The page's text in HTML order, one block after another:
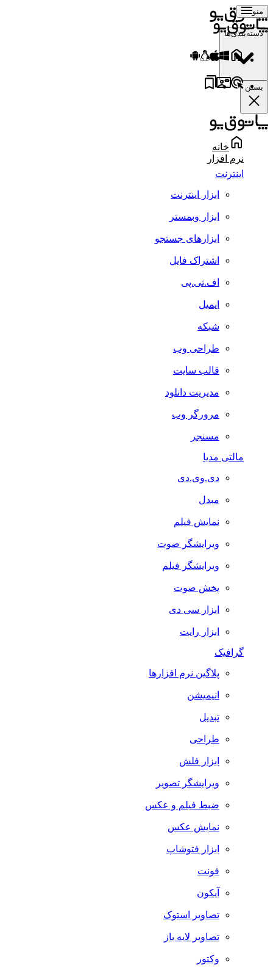
منو
دسته‌بندی‌ها
بستن
خانه
نرم افزار
اینترنت
ابزار اینترنت
ابزار وبمستر
ابزارهای جستجو
اشتراک فایل
اف.تی.پی
ایمیل
شبکه
طراحی وب
قالب سایت
مدیریت دانلود
مرورگر وب
مسنجر
مالتی مدیا
دی.وی.دی
مبدل
نمایش فیلم
ویرایشگر صوت
ویرایشگر فیلم
پخش صوت
ابزار سی دی
ابزار رایت
گرافیک
پلاگین نرم افزارها
انیمیشن
تبدیل
طراحی
ابزار فلش
ویرایشگر تصویر
ضبط فيلم و عكس
نمایش عکس
ابزار فتوشاپ
فونت
آیکون
تصاویر استوک
تصاویر لایه باز
وکتور